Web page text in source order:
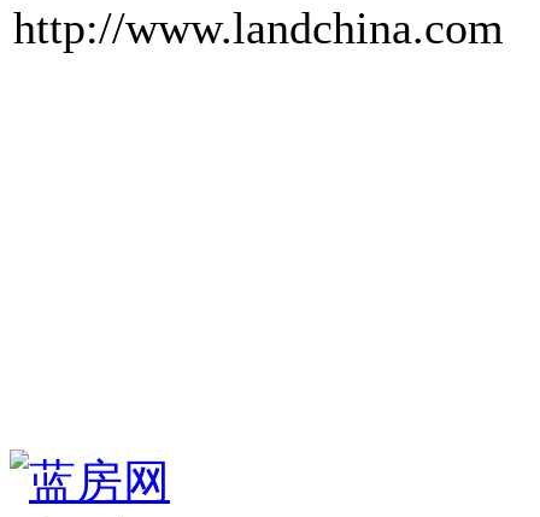
http://www.landchina.com